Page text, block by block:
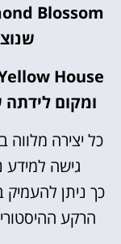
ומקום
גישה למידע
כך ניתן להעמיק
הרקע